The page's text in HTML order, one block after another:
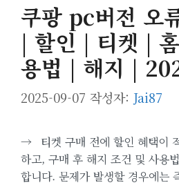
쿠팡 pc버전 오
| 할인 | 티켓 |
용법 | 해지 |
2025-09-07 작성자: Jai87
→
티켓 구매 전에 할인 혜택이
하고, 구매 후 해지 조건 및 사용
합니다. 문제가 발생할 경우에는